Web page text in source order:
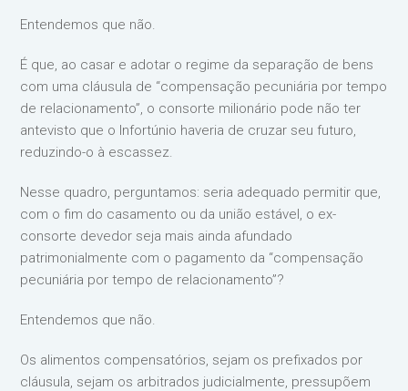
Entendemos que não.
É que, ao casar e adotar o regime da separação de bens
com uma cláusula de “compensação pecuniária por tempo
de relacionamento”, o consorte milionário pode não ter
antevisto que o Infortúnio haveria de cruzar seu futuro,
reduzindo-o à escassez.
Nesse quadro, perguntamos: seria adequado permitir que,
com o fim do casamento ou da união estável, o ex-
consorte devedor seja mais ainda afundado
patrimonialmente com o pagamento da “compensação
pecuniária por tempo de relacionamento”?
Entendemos que não.
Os alimentos compensatórios, sejam os prefixados por
cláusula, sejam os arbitrados judicialmente, pressupõem